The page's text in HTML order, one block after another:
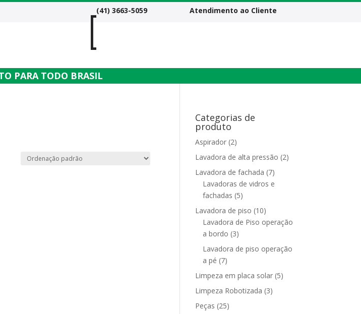

(41) 3663-5059 Atendimento ao Cliente
PARA TODO BRASIL
Categorias de
produto
Aspirador (2)
Lavadora de alta pressão (2)
Lavadora de fachada (7)
Lavadoras de vidros e
fachadas (5)
Lavadora de piso (10)
Lavadora de Piso operação
a bordo (3)
Lavadora de piso operação
a pé (7)
Limpeza em placa solar (5)
Limpeza Robotizada (3)
Peças (25)